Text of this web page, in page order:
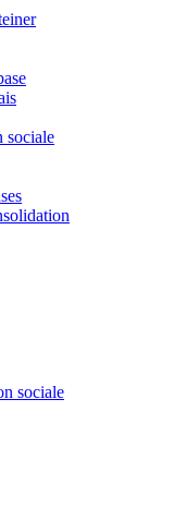
sociale
sociale